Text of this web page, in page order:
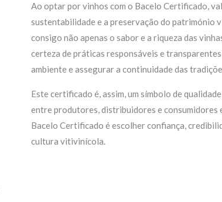
Ao optar por vinhos com o Bacelo Certificado,
sustentabilidade e a preservação do património
consigo não apenas o sabor e a riqueza das
certeza de práticas responsáveis e
ambiente e assegurar a continuidade das
Este certificado é, assim, um símbolo de
entre produtores, distribuidores e consumidores
Bacelo Certificado é escolher confiança,
cultura vitivinícola.